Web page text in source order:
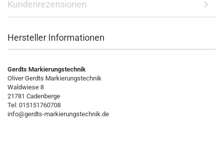
Kundenrezensionen
Hersteller Informationen
Gerdts Markierungstechnik
Oliver Gerdts Markierungstechnik
Waldwiese 8
21781 Cadenberge
Tel: 015151760708
info@gerdts-markierungstechnik.de